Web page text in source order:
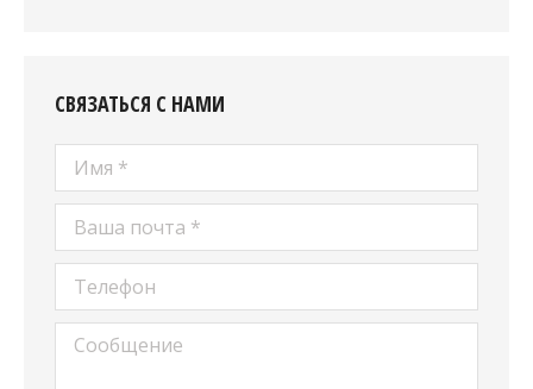
СВЯЗАТЬСЯ С НАМИ
Имя *
Ваша почта *
Телефон
Сообщение